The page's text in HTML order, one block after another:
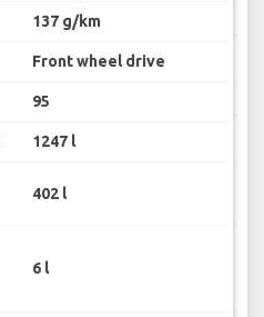
137 g/km
Front wheel drive
95
1247 l
402 l
6 l